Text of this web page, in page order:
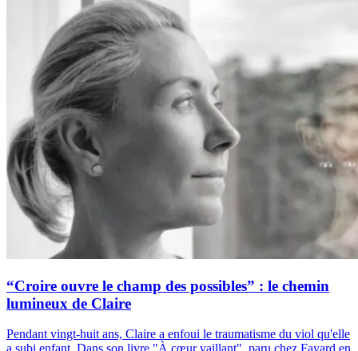
“Croire ouvre le champ des possibles” : le chemin
lumineux de Claire
Pendant vingt-huit ans, Claire a enfoui le traumatisme du viol qu'elle